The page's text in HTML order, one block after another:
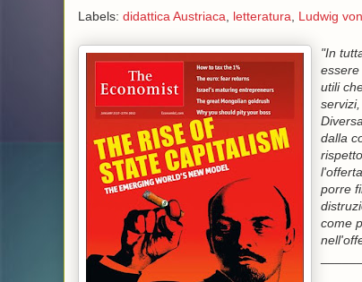
Labels: didattica Austriaca, letteratura, Ludwig
"In
utili
dalla
porre
come